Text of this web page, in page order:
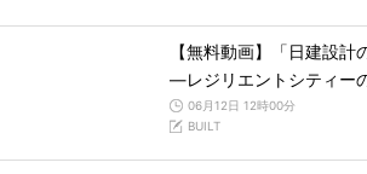
【無料動画】「日建設計
―レジリエントシティー
06月12日 12時00分
BUILT